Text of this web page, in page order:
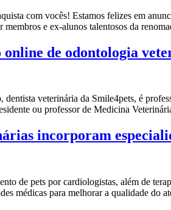
com vocês! Estamos felizes em
membros e ex-alunos talentosos da
de odontologia
dentista veterinária da Smile4pets, é
ou professor de Medicina
incorporam
de pets por cardiologistas, além de
médicas para melhorar a qualidade